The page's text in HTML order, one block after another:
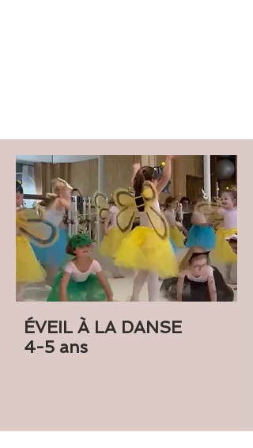
ÉVEIL À LA DANSE
4-5 ans